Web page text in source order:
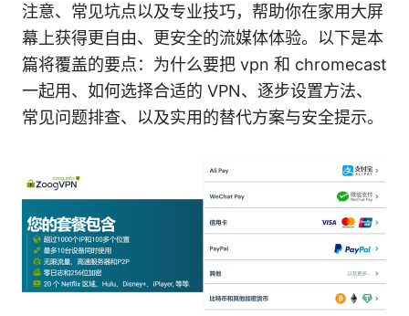
注意、常见坑点以及专业技巧，帮助你在家用大屏
幕上获得更自由、更安全的流媒体体验。以下是本
篇将覆盖的要点：为什么要把 vpn 和 chromecast
一起用、如何选择合适的 VPN、逐步设置方法、
常见问题排查、以及实用的替代方案与安全提示。